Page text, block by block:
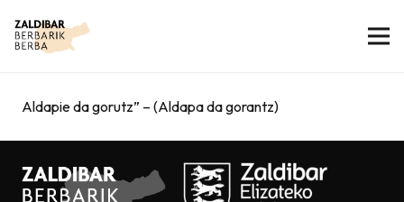
Aldapie da gorutz” – (Aldapa da gorantz)